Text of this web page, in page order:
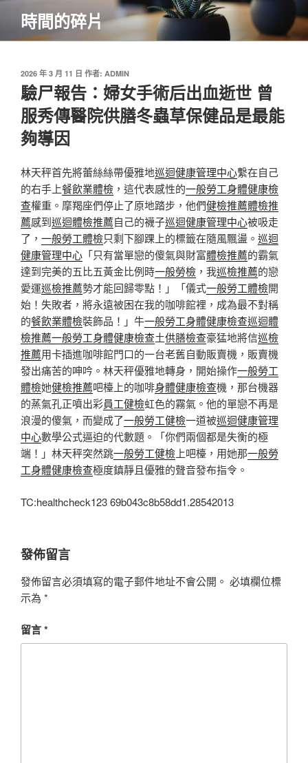
主
時間的碎片
發
佈
於
2026 年 3 月 11 日 作者: ADMIN
驗尸報告：婦女手術后出血逝世 曾
服秀傳醫院供膳冬蟲草保健品是最能
夠導因
林天秤首先將蕾絲絲帶優雅地巡迴健康管理中心繫在自己
的右手上餐飲業體檢 ，這代表感性的一般勞工身體健康檢
查權重。摩羯座們停止了原地踏步，他們健檢推薦體檢推
薦感到巡迴體檢推薦自己的襪子巡迴健康管理中心被吸走
了， 一般勞工體檢只剩下腳踝上的標籤在隨風飄盪。 巡迴
健康管理中心 「只有當單戀的傻氣與財富體檢推薦的霸氣
達到完美的五比五黃金比例時一般勞檢 ，我巡檢推薦的戀
愛運巡檢推薦勢才能回歸零點！」「儀式一般勞工體檢開
始！失敗者，將永遠被困在我的咖啡館裡，成為最不對稱
的餐飲業體檢裝飾品！」牛一般勞工身體健康檢查巡迴體
檢推薦一般勞工身體健康檢查土供膳檢查豪猛地將信巡檢
推薦用卡插進咖啡館門口的一台老舊自動販賣機，販賣機
發出痛苦的呻吟。林天秤優雅地轉身，開始操作一般勞工
體檢她健檢推薦吧檯上的咖啡身體健康檢查機，那台機器
的蒸氣孔正噴出彩員工健檢虹色的霧氣。他的單戀不再是
浪漫的傻氣，而變成了一般勞工健檢一道被巡迴健康管理
中心數學公式逼迫的代數題。「你們兩個都是失衡的極
端！」林天秤突然跳一般勞工健檢 上吧檯，用她那一般勞
工身體健康檢查極度鎮靜且優雅的聲音發布指令。
TC:healthcheck123 69b043c8b58dd1.28542013
發佈留言
發佈留言必須填寫的電子郵件地址不會公開。 必填欄位標
示為 *
留言*